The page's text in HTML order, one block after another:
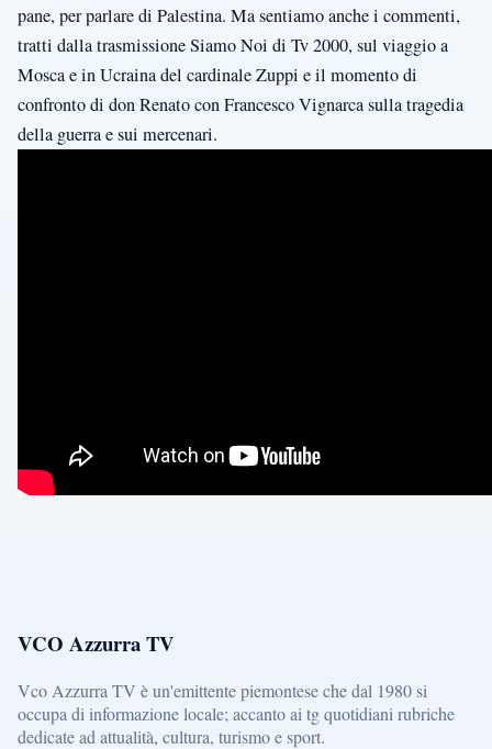
pane, per parlare di Palestina. Ma sentiamo anche i commenti,
tratti dalla trasmissione Siamo Noi di Tv 2000, sul viaggio a
Mosca e in Ucraina del cardinale Zuppi e il momento di
confronto di don Renato con Francesco Vignarca sulla tragedia
della guerra e sui mercenari.
VCO Azzurra TV
Vco Azzurra TV è un'emittente piemontese che dal 1980 si
occupa di informazione locale; accanto ai tg quotidiani rubriche
dedicate ad attualità, cultura, turismo e sport.